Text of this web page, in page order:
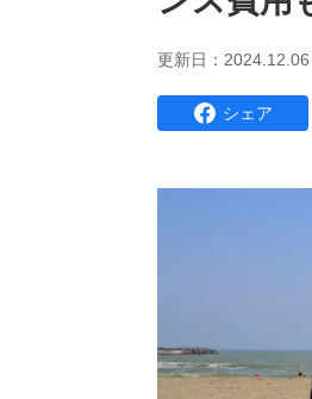
更新日：2024.12.06
シェア